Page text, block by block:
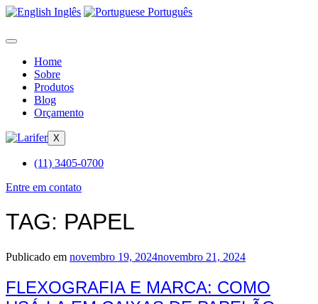
Inglês Português
Home
Sobre
Produtos
Blog
Orçamento
X
(11) 3405-0700
Entre em contato
TAG: PAPEL
Publicado em novembro 19, 2024novembro 21, 2024
FLEXOGRAFIA E MARCA: COMO